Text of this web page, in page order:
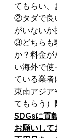
てもらい、
②タダで良
がいないか
③どちらも
か？料金が
い海外で
ている業者
東南アジア
てもらう）
SDGsに貢
お願いして